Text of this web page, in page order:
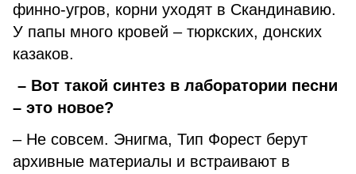
финно-угров, корни уходят в Скандинавию.
У папы много кровей – тюркских, донских
казаков.
– Вот такой синтез в лаборатории песни
– это новое?
– Не совсем. Энигма, Тип Форест берут
архивные материалы и встраивают в